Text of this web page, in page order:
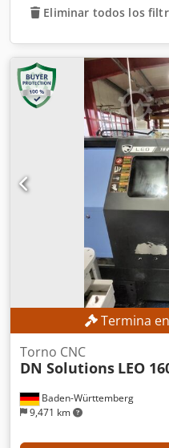
Eliminar todos los
Termina en
Baden-Württemberg
9,471 km
Torno CNC
DN Solutions LEO